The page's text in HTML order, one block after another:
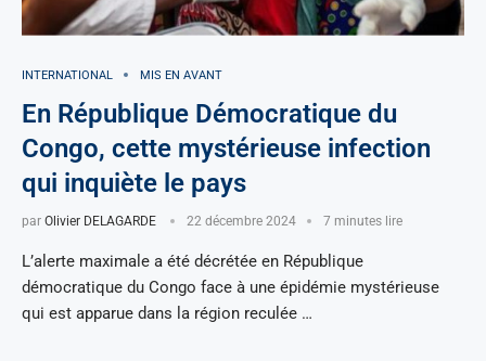
INTERNATIONAL MIS EN AVANT
En République Démocratique du
Congo, cette mystérieuse infection
qui inquiète le pays
par Olivier DELAGARDE 22 décembre 2024 7 minutes lire
L’alerte maximale a été décrétée en République
démocratique du Congo face à une épidémie mystérieuse
qui est apparue dans la région reculée …